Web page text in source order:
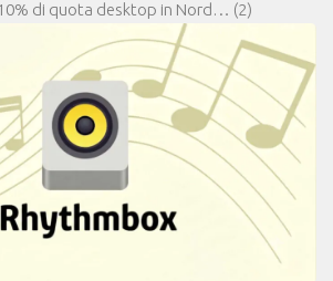
di quota desktop in Nord… (2)